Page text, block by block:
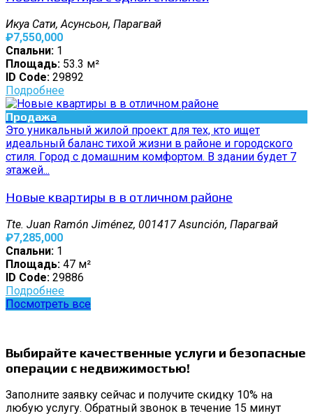
Икуа Сати, Асунсьон, Парагвай
₽7,550,000
Спальни: 1
Площадь: 53.3 м²
ID Code: 29892
Подробнее
Продажа
Это уникальный жилой проект для тех, кто ищет
идеальный баланс тихой жизни в районе и городского
стиля. Город с домашним комфортом. В здании будет 7
этажей...
Новые квартиры в в отличном районе
Tte. Juan Ramón Jiménez, 001417 Asunción, Парагвай
₽7,285,000
Спальни: 1
Площадь: 47 м²
ID Code: 29886
Подробнее
Посмотреть все
Выбирайте качественные услуги и безопасные
операции с недвижимостью!
Заполните заявку сейчас и получите скидку 10% на
любую услугу. Обратный звонок в течение 15 минут